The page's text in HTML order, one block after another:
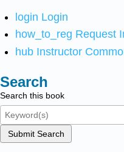
login Login
how_to_reg Request
hub Instructor
Search
Search this book
Submit Search